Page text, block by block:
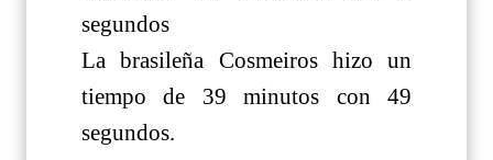
segundos
La brasileña Cosmeiros hizo un
tiempo de 39 minutos con 49
segundos.